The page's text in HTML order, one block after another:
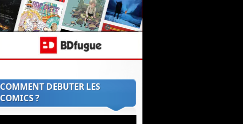
COMMENT DEBUTER LES
COMICS ?